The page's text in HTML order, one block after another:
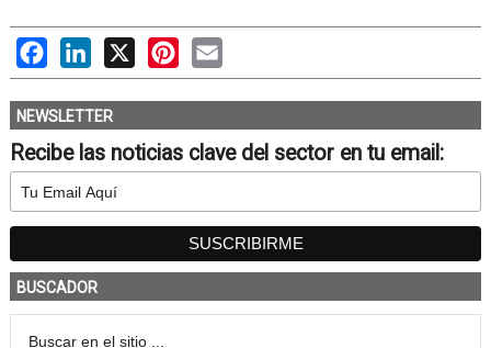
FacebookLinkedIn
X PinterestEmail
NEWSLETTER
Recibe las noticias clave del sector en tu email:
BUSCADOR